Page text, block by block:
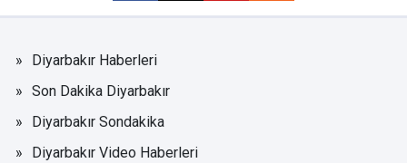
Diyarbakır Haberleri
Son Dakika Diyarbakır
Diyarbakır Sondakika
Diyarbakır Video Haberleri